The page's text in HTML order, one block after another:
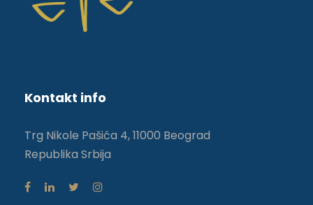
Kontakt info
Trg Nikole Pašića 4, 11000 Beograd
Republika Srbija